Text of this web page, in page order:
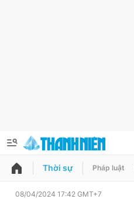
QUẢNG CÁO
Thời sự Pháp luật
08/04/2024 17:42 GMT+7